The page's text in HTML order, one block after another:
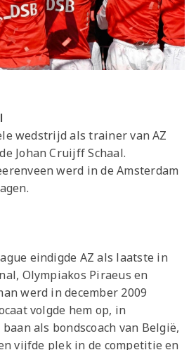
wedstrijd als trainer van AZ
Johan Cruijff Schaal.
werd in de Amsterdam
eindigde AZ als laatste in
Olympiakos Piraeus en
werd in december 2009
volgde hem op, in
als bondscoach van België,
vijfde plek in de competitie en